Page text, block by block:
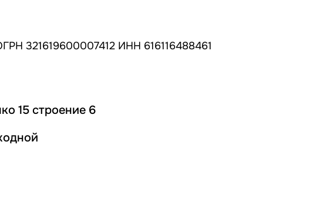
321619600007412 ИНН 616116488461
15 строение 6